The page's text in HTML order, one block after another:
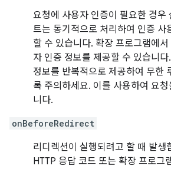
요청에 사용자 인증이 필요한 경우
트는 동기적으로 처리하여 인증 사
할 수 있습니다. 확장 프로그램에
자 인증 정보를 제공할 수 있습니
정보를 반복적으로 제공하여 무한
록 주의하세요. 이를 사용하여 요
니다.
onBeforeRedirect
리디렉션이 실행되려고 할 때 발생
HTTP 응답 코드 또는 확장 프로그